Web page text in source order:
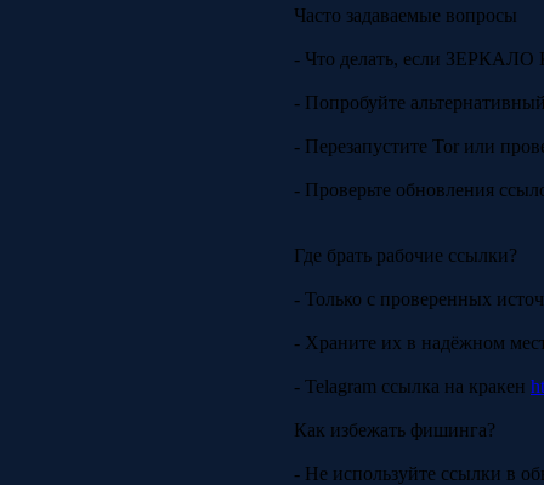
Часто задаваемые вопросы
- Что делать, если ЗЕРКАЛО
- Попробуйте
- Перезапустите Tor или
- Проверьте обновления
Где брать рабочие ссылки?
- Только с проверенных
- Храните их в надёжном
- Telagram ссылка на кракен
Как избежать фишинга?
- Не используйте ссылки в